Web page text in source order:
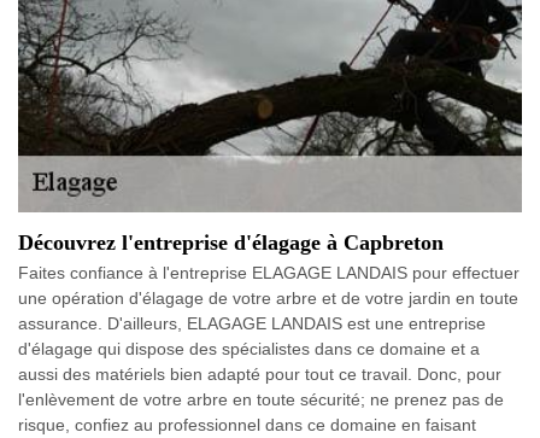
Découvrez l'entreprise d'élagage à Capbreton
Faites confiance à l'entreprise ELAGAGE LANDAIS pour effectuer
une opération d'élagage de votre arbre et de votre jardin en toute
assurance. D'ailleurs, ELAGAGE LANDAIS est une entreprise
d'élagage qui dispose des spécialistes dans ce domaine et a
aussi des matériels bien adapté pour tout ce travail. Donc, pour
l'enlèvement de votre arbre en toute sécurité; ne prenez pas de
risque, confiez au professionnel dans ce domaine en faisant